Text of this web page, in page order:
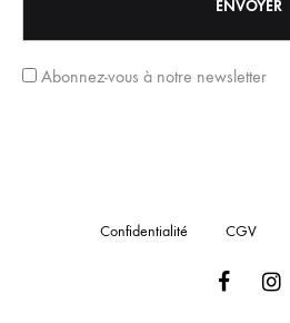
Abonnez-vous à notre newsletter
Confidentialité CGV